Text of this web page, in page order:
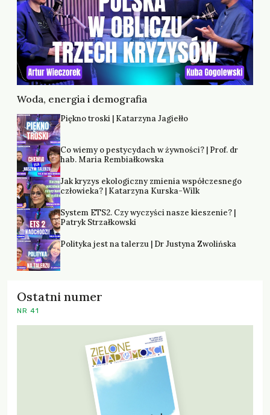
Woda, energia i demografia
Piękno troski | Katarzyna Jagiełło
Co wiemy o pestycydach w żywności? | Prof. dr
hab. Maria Rembiałkowska
Jak kryzys ekologiczny zmienia współczesnego
człowieka? | Katarzyna Kurska-Wilk
System ETS2. Czy wyczyści nasze kieszenie? |
Patryk Strzałkowski
Polityka jest na talerzu | Dr Justyna Zwolińska
Ostatni numer
NR 41